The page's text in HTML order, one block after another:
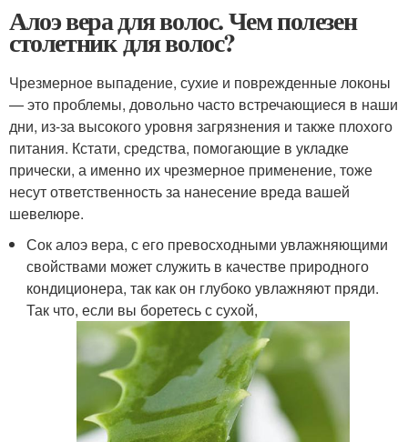
Алоэ вера для волос. Чем полезен
столетник для волос?
Чрезмерное выпадение, сухие и поврежденные локоны
— это проблемы, довольно часто встречающиеся в наши
дни, из-за высокого уровня загрязнения и также плохого
питания. Кстати, средства, помогающие в укладке
прически, а именно их чрезмерное применение, тоже
несут ответственность за нанесение вреда вашей
шевелюре.
Сок алоэ вера, с его превосходными увлажняющими
свойствами может служить в качестве природного
кондиционера, так как он глубоко увлажняют пряди.
Так что, если вы боретесь с сухой,